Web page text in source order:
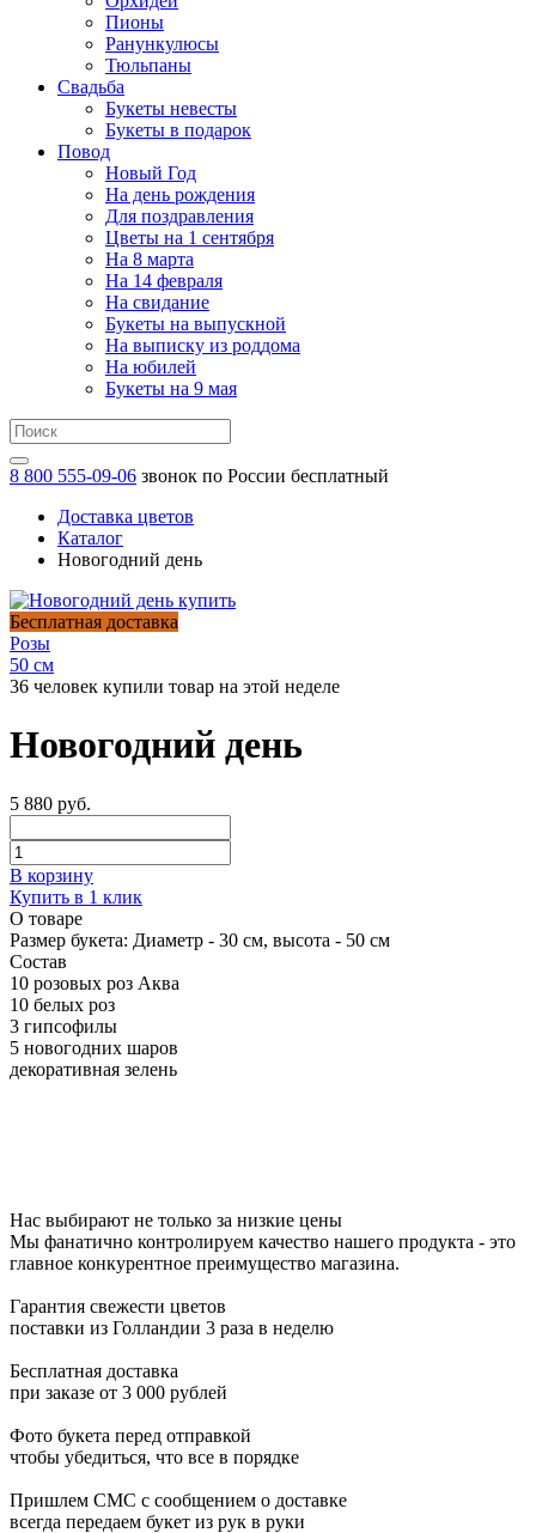
Пионы
Ранункулюсы
Тюльпаны
Свадьба
Букеты невесты
Букеты в подарок
Повод
Новый Год
На день рождения
Для поздравления
Цветы на 1 сентября
На 8 марта
На 14 февраля
На свидание
Букеты на выпускной
На выписку из роддома
На юбилей
Букеты на 9 мая
8 800 555-09-06 звонок по России бесплатный
Доставка цветов
Каталог
Новогодний день
Бесплатная доставка
Розы
50 см
36 человек купили товар на этой неделе
Новогодний день
5 880 руб.
В корзину
Купить в 1 клик
О товаре
Размер букета: Диаметр - 30 см, высота - 50 см
Состав
10 розовых роз Аква
10 белых роз
3 гипсофилы
5 новогодних шаров
декоративная зелень
Нас выбирают не только за низкие цены
Мы фанатично контролируем качество нашего продукта - это
главное конкурентное преимущество магазина.
Гарантия свежести цветов
поставки из Голландии 3 раза в неделю
Бесплатная доставка
при заказе от 3 000 рублей
Фото букета перед отправкой
чтобы убедиться, что все в порядке
Пришлем СМС с сообщением о доставке
всегда передаем букет из рук в руки